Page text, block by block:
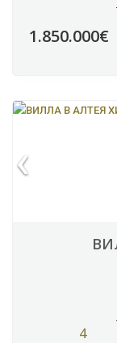
1.850.000€
4